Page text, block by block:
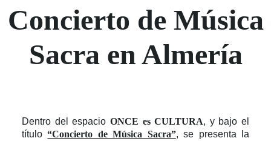
Concierto de Música
Sacra en Almería
Dentro del espacio ONCE es CULTURA, y bajo el
título“Concierto de Música Sacra”, se presenta la